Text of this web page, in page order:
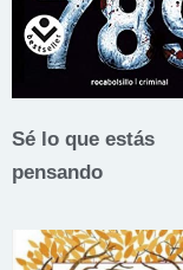
Sé lo que estás
pensando